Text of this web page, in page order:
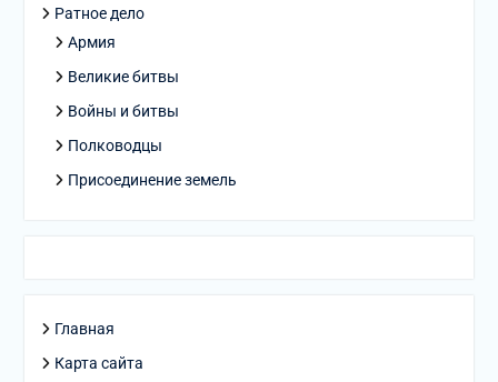
Ратное дело
Армия
Великие битвы
Войны и битвы
Полководцы
Присоединение земель
Главная
Карта сайта